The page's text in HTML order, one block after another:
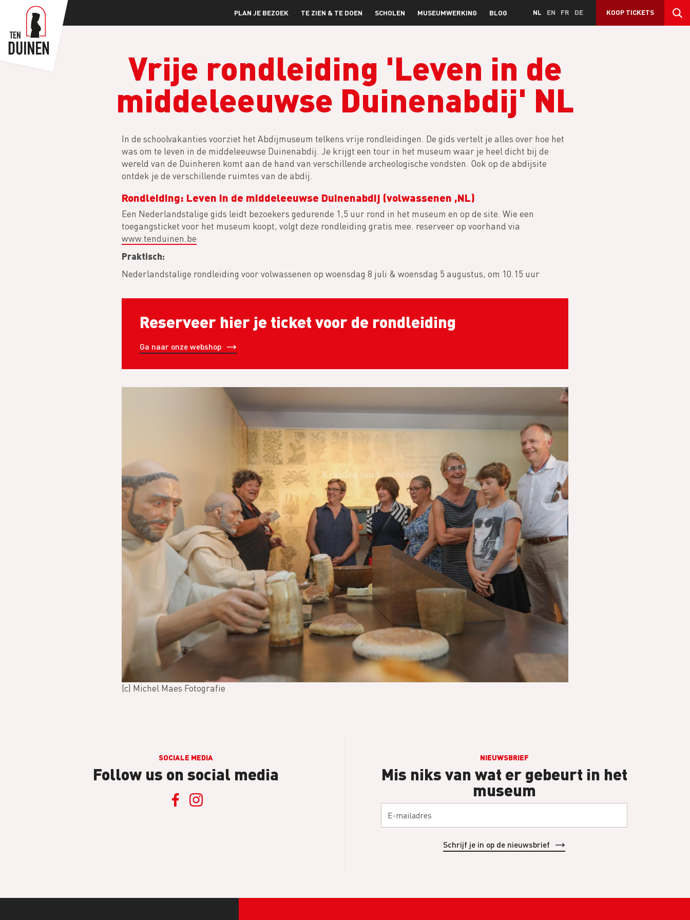
Overslaan
naar
de
inhoud
PLAN JE BEZOEK TE ZIEN & TE DOEN SCHOLEN MUSEUMWERKING BLOG NL EN FR DE KOOP TICKETS
Vrije rondleiding 'Leven in de
middeleeuwse Duinenabdij' NL
In de schoolvakanties voorziet het Abdijmuseum telkens vrije rondleidingen. De gids vertelt je alles over hoe het
was om te leven in de middeleeuwse Duinenabdij. Je krijgt een tour in het museum waar je heel dicht bij de
wereld van de Duinheren komt aan de hand van verschillende archeologische vondsten. Ook op de abdijsite
ontdek je de verschillende ruimtes van de abdij.
Rondleiding: Leven in de middeleeuwse Duinenabdij (volwassenen ,NL)
Een Nederlandstalige gids leidt bezoekers gedurende 1,5 uur rond in het museum en op de site. Wie een
toegangsticket voor het museum koopt, volgt deze rondleiding gratis mee. reserveer op voorhand via
www.tenduinen.be
Praktisch:
Nederlandstalige rondleiding voor volwassenen op woensdag 8 juli & woensdag 5 augustus, om 10.15 uur
Reserveer hier je ticket voor de rondleiding
Ga naar onze webshop
(c) Michel Maes Fotografie
SOCIALE MEDIA
Follow us on social media
NIEUWSBRIEF
Mis niks van wat er gebeurt in het
museum